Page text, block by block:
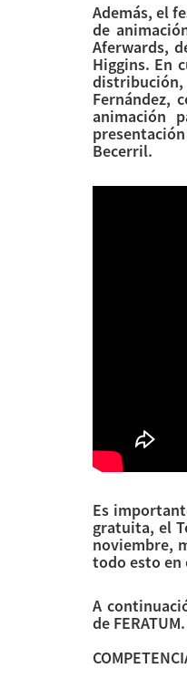
Además, el
de
Aferwards,
Higgins. En
Fernández,
animación
Becerril.
Es
gratuita, el
noviembre,
todo esto en
A
de FERATUM.